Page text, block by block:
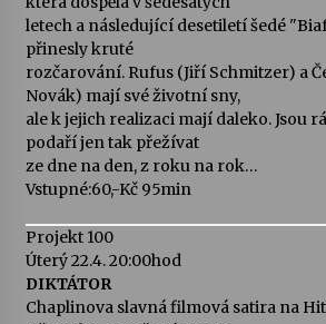
letech a následující desetiletí šedé
přinesly kruté
rozčarování. Rufus (Jiří Schmitzer) a
Novák) mají své životní sny,
ale k jejich realizaci mají daleko. Jsou
podaří jen tak přežívat
ze dne na den, z roku na rok…
Vstupné:60,-Kč 95min
Projekt 100
Úterý 22.4. 20:00hod
DIKTÁTOR
Chaplinova slavná filmová satira na